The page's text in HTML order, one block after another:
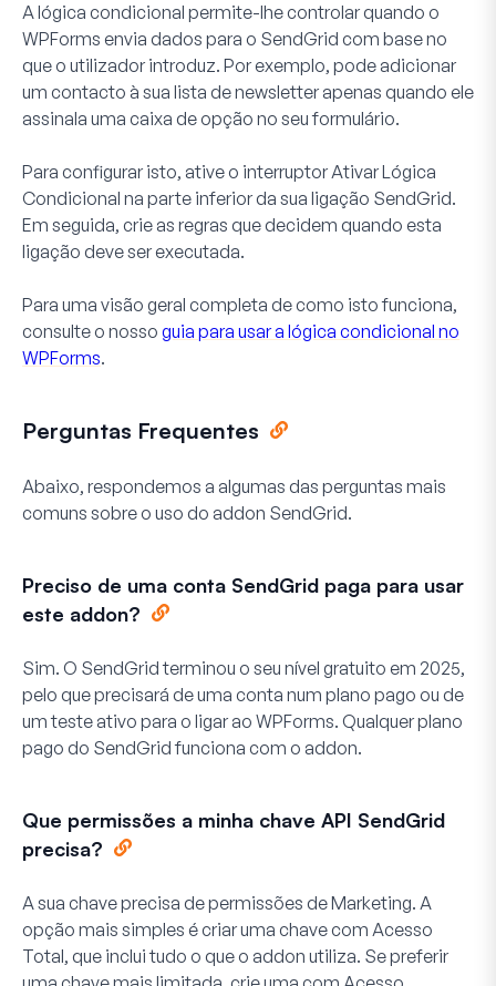
A lógica condicional permite-lhe controlar quando o
WPForms envia dados para o SendGrid com base no
que o utilizador introduz. Por exemplo, pode adicionar
um contacto à sua lista de newsletter apenas quando ele
assinala uma caixa de opção no seu formulário.
Para configurar isto, ative o interruptorAtivar Lógica
Condicional na parte inferior da sua ligação SendGrid.
Em seguida, crie as regras que decidem quando esta
ligação deve ser executada.
Para uma visão geral completa de como isto funciona,
consulte o nosso guia para usar a lógica condicional no
WPForms.
Perguntas Frequentes
Abaixo, respondemos a algumas das perguntas mais
comuns sobre o uso do addon SendGrid.
Preciso de uma conta SendGrid paga para usar
este addon?
Sim. O SendGrid terminou o seu nível gratuito em 2025,
pelo que precisará de uma conta num plano pago ou de
um teste ativo para o ligar ao WPForms. Qualquer plano
pago do SendGrid funciona com o addon.
Que permissões a minha chave API SendGrid
precisa?
A sua chave precisa de permissões de Marketing. A
opção mais simples é criar uma chave com Acesso
Total, que inclui tudo o que o addon utiliza. Se preferir